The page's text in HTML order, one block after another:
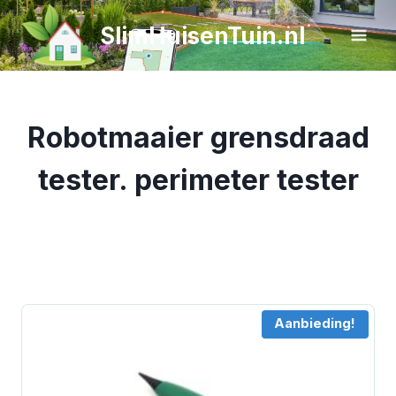
Doorgaan
naar
inhoud
SlimHuisenTuin.nl
Robotmaaier grensdraad
tester. perimeter tester
Aanbieding!